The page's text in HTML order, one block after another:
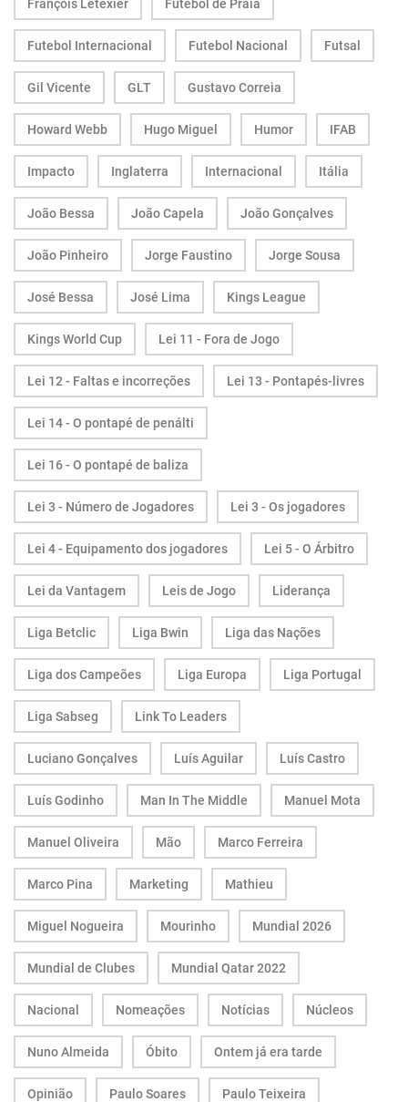
François Letexier Futebol de Praia
Futebol Internacional Futebol Nacional Futsal
Gil Vicente GLT Gustavo Correia
Howard Webb Hugo Miguel Humor IFAB
Impacto Inglaterra Internacional Itália
João Bessa João Capela João Gonçalves
João Pinheiro Jorge Faustino Jorge Sousa
José Bessa José Lima Kings League
Kings World Cup Lei 11 - Fora de Jogo
Lei 12 - Faltas e incorreções Lei 13 - Pontapés-livres
Lei 14 - O pontapé de penálti
Lei 16 - O pontapé de baliza
Lei 3 - Número de Jogadores Lei 3 - Os jogadores
Lei 4 - Equipamento dos jogadores Lei 5 - O Árbitro
Lei da Vantagem Leis de Jogo Liderança
Liga Betclic Liga Bwin Liga das Nações
Liga dos Campeões Liga Europa Liga Portugal
Liga Sabseg Link To Leaders
Luciano Gonçalves Luís Aguilar Luís Castro
Luís Godinho Man In The Middle Manuel Mota
Manuel Oliveira Mão Marco Ferreira
Marco Pina Marketing Mathieu
Miguel Nogueira Mourinho Mundial 2026
Mundial de Clubes Mundial Qatar 2022
Nacional Nomeações Notícias Núcleos
Nuno Almeida Óbito Ontem já era tarde
Opinião Paulo Soares Paulo Teixeira